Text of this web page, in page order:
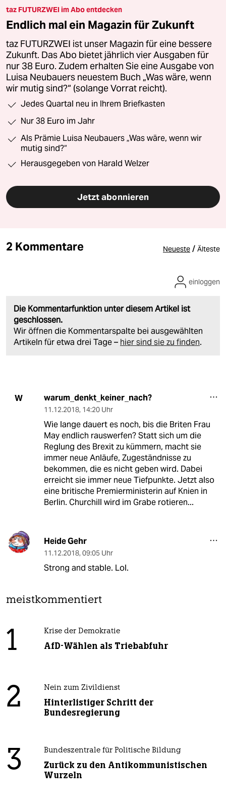
taz FUTURZWEI im Abo entdecken
Endlich mal ein Magazin für Zukunft
taz FUTURZWEI ist unser Magazin für eine bessere
Zukunft. Das Abo bietet jährlich vier Ausgaben für
nur 38 Euro. Zudem erhalten Sie eine Ausgabe von
Luisa Neubauers neuestem Buch „Was wäre, wenn
wir mutig sind?“ (solange Vorrat reicht).
Jedes Quartal neu in Ihrem Briefkasten
Nur 38 Euro im Jahr
Als Prämie Luisa Neubauers „Was wäre, wenn wir
mutig sind?“
Herausgegeben von Harald Welzer
Jetzt abonnieren
2 Kommentare Neueste / Älteste
Die Kommentarfunktion unter diesem Artikel ist
geschlossen.
Wir öffnen die Kommentarspalte bei ausgewählten
Artikeln für etwa drei Tage – hier sind sie zu finden.
einloggen
W warum_denkt_keiner_nach?
11.12.2018, 14:20 Uhr
Wie lange dauert es noch, bis die Briten Frau
May endlich rauswerfen? Statt sich um die
Reglung des Brexit zu kümmern, macht sie
immer neue Anläufe, Zugeständnisse zu
bekommen, die es nicht geben wird. Dabei
erreicht sie immer neue Tiefpunkte. Jetzt also
eine britische Premierministerin auf Knien in
Berlin. Churchill wird im Grabe rotieren...
Heide Gehr
11.12.2018, 09:05 Uhr
Strong and stable. Lol.
meistkommentiert
1 Krise der Demokratie
AfD-Wählen als Triebabfuhr
2 Nein zum Zivildienst
Hinterlistiger Schritt der
Bundesregierung
3 Bundeszentrale für Politische Bildung
Zurück zu den Antikommunistischen
Wurzeln